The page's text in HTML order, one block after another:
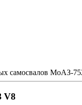
самосвалов МоАЗ-
V8